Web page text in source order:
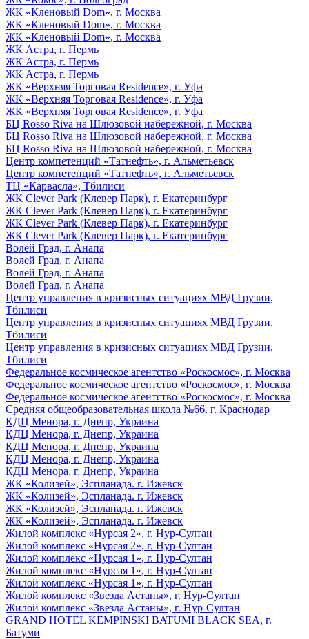
ЖК «Кленовый Dom», г. Москва
ЖК «Кленовый Dom», г. Москва
ЖК «Кленовый Dom», г. Москва
ЖК Астра, г. Пермь
ЖК Астра, г. Пермь
ЖК Астра, г. Пермь
ЖК «Верхняя Торговая Residence», г. Уфа
ЖК «Верхняя Торговая Residence», г. Уфа
ЖК «Верхняя Торговая Residence», г. Уфа
БЦ Rosso Riva на Шлюзовой набережной, г. Москва
БЦ Rosso Riva на Шлюзовой набережной, г. Москва
БЦ Rosso Riva на Шлюзовой набережной, г. Москва
Центр компетенций «Татнефть», г. Альметьевск
Центр компетенций «Татнефть», г. Альметьевск
ТЦ «Карвасла», Тбилиси
ЖК Clever Park (Клевер Парк), г. Екатеринбург
ЖК Clever Park (Клевер Парк), г. Екатеринбург
ЖК Clever Park (Клевер Парк), г. Екатеринбург
ЖК Clever Park (Клевер Парк), г. Екатеринбург
Волей Град, г. Анапа
Волей Град, г. Анапа
Волей Град, г. Анапа
Волей Град, г. Анапа
Центр управления в кризисных ситуациях МВД Грузии,
Тбилиси
Центр управления в кризисных ситуациях МВД Грузии,
Тбилиси
Центр управления в кризисных ситуациях МВД Грузии,
Тбилиси
Федеральное космическое агентство «Роскосмос», г. Москва
Федеральное космическое агентство «Роскосмос», г. Москва
Федеральное космическое агентство «Роскосмос», г. Москва
Средняя общеобразовательная школа №66. г. Краснодар
КДЦ Менора, г. Днепр, Украина
КДЦ Менора, г. Днепр, Украина
КДЦ Менора, г. Днепр, Украина
КДЦ Менора, г. Днепр, Украина
КДЦ Менора, г. Днепр, Украина
ЖК «Колизей», Эспланада. г. Ижевск
ЖК «Колизей», Эспланада. г. Ижевск
ЖК «Колизей», Эспланада. г. Ижевск
ЖК «Колизей», Эспланада. г. Ижевск
Жилой комплекс «Нурсая 2», г. Нур-Султан
Жилой комплекс «Нурсая 2», г. Нур-Султан
Жилой комплекс «Нурсая 1», г. Нур-Султан
Жилой комплекс «Нурсая 1», г. Нур-Султан
Жилой комплекс «Нурсая 1», г. Нур-Султан
Жилой комплекс «Звезда Астаны», г. Нур-Султан
Жилой комплекс «Звезда Астаны», г. Нур-Султан
GRAND HOTEL KEMPINSKI BATUMI BLACK SEA, г.
Батуми